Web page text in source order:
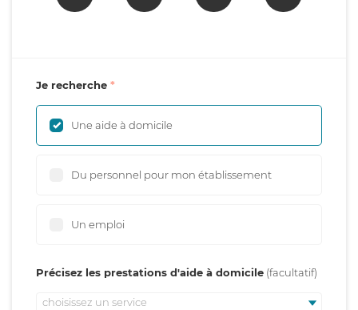
Je recherche
Une aide à domicile
Du personnel pour mon établissement
Un emploi
Précisez les prestations d'aide à domicile
choisissez un service